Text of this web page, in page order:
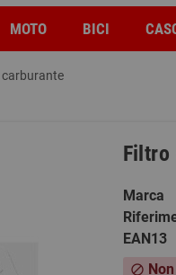
MOTO BICI
carburante
Filtro
Marca
EAN13
block